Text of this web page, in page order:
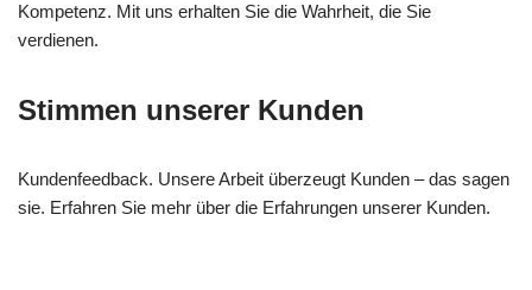
Kompetenz. Mit uns erhalten Sie die Wahrheit, die Sie
verdienen.
Stimmen unserer Kunden
Kundenfeedback. Unsere Arbeit überzeugt Kunden – das sagen
sie. Erfahren Sie mehr über die Erfahrungen unserer Kunden.